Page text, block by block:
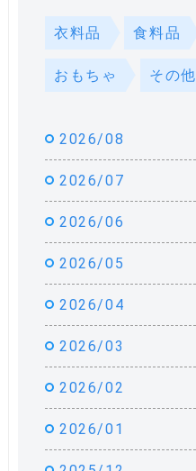
衣料品 食料品
おもちゃ その他
2026/08
2026/07
2026/06
2026/05
2026/04
2026/03
2026/02
2026/01